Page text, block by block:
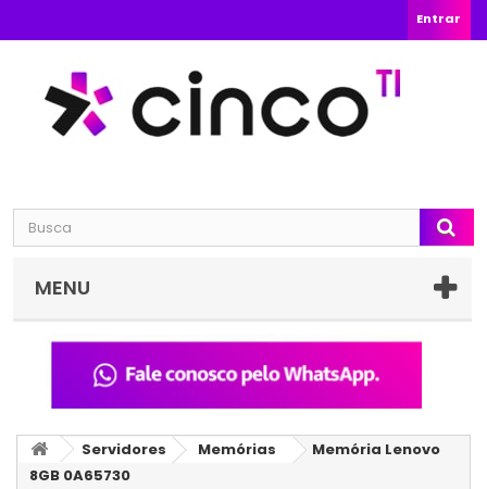
Entrar
MENU
Servidores Memórias
Memória Lenovo
8GB 0A65730